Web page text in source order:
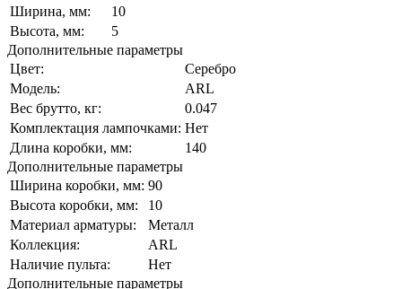
Ширина, мм:
10
Высота, мм:
5
Дополнительные параметры
Цвет:
Серебро
Модель:
ARL
Вес брутто, кг:
0.047
Комплектация лампочками: Нет
Длина коробки, мм:
140
Дополнительные параметры
Ширина коробки, мм: 90
Высота коробки, мм:
10
Материал арматуры:
Металл
Коллекция:
ARL
Наличие пульта:
Нет
Дополнительные параметры